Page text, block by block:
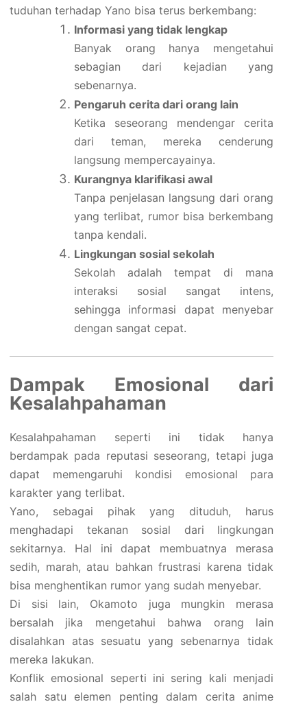
tuduhan terhadap Yano bisa terus berkembang:
Informasi yang tidak lengkap
Banyak orang hanya mengetahui
sebagian dari kejadian yang
sebenarnya.
Pengaruh cerita dari orang lain
Ketika seseorang mendengar cerita
dari teman, mereka cenderung
langsung mempercayainya.
Kurangnya klarifikasi awal
Tanpa penjelasan langsung dari orang
yang terlibat, rumor bisa berkembang
tanpa kendali.
Lingkungan sosial sekolah
Sekolah adalah tempat di mana
interaksi sosial sangat intens,
sehingga informasi dapat menyebar
dengan sangat cepat.
Dampak Emosional dari
Kesalahpahaman
Kesalahpahaman seperti ini tidak hanya
berdampak pada reputasi seseorang, tetapi juga
dapat memengaruhi kondisi emosional para
karakter yang terlibat.
Yano, sebagai pihak yang dituduh, harus
menghadapi tekanan sosial dari lingkungan
sekitarnya. Hal ini dapat membuatnya merasa
sedih, marah, atau bahkan frustrasi karena tidak
bisa menghentikan rumor yang sudah menyebar.
Di sisi lain, Okamoto juga mungkin merasa
bersalah jika mengetahui bahwa orang lain
disalahkan atas sesuatu yang sebenarnya tidak
mereka lakukan.
Konflik emosional seperti ini sering kali menjadi
salah satu elemen penting dalam cerita anime